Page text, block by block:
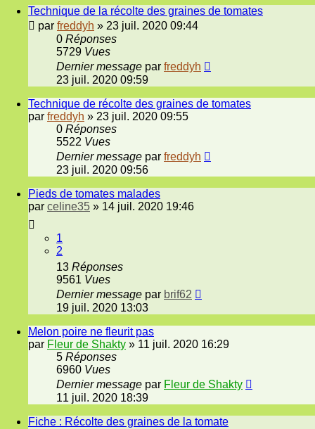
Technique de la récolte des graines de tomates
par freddyh » 23 juil. 2020 09:44
0 Réponses
5729 Vues
Dernier message par freddyh
23 juil. 2020 09:59
Technique de récolte des graines de tomates
par freddyh » 23 juil. 2020 09:55
0 Réponses
5522 Vues
Dernier message par freddyh
23 juil. 2020 09:56
Pieds de tomates malades
par celine35 » 14 juil. 2020 19:46
1
2
13 Réponses
9561 Vues
Dernier message par brif62
19 juil. 2020 13:03
Melon poire ne fleurit pas
par Fleur de Shakty » 11 juil. 2020 16:29
5 Réponses
6960 Vues
Dernier message par Fleur de Shakty
11 juil. 2020 18:39
Fiche : Récolte des graines de la tomate